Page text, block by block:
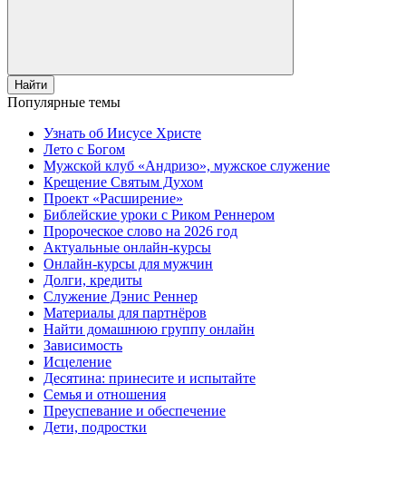
Найти
Популярные темы
Узнать об Иисусе Христе
Лето с Богом
Мужской клуб «Андризо», мужское служение
Крещение Святым Духом
Проект «Расширение»
Библейские уроки с Риком Реннером
Пророческое слово на 2026 год
Актуальные онлайн-курсы
Онлайн-курсы для мужчин
Долги, кредиты
Служение Дэнис Реннер
Материалы для партнёров
Найти домашнюю группу онлайн
Зависимость
Исцеление
Десятина: принесите и испытайте
Семья и отношения
Преуспевание и обеспечение
Дети, подростки